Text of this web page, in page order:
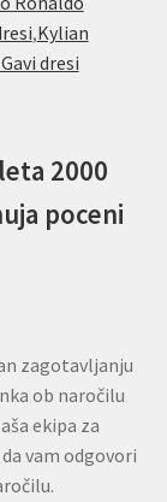
,Kylian
dresi
2000
poceni
zagotavljanju
ob naročilu
ekipa za
vam odgovori